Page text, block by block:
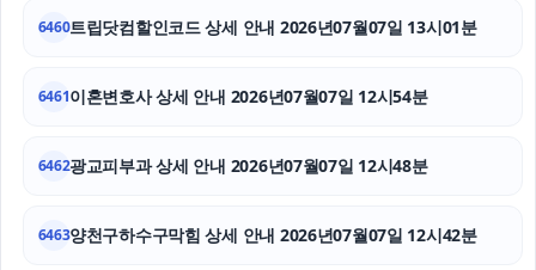
6460트립닷컴할인코드 상세 안내 2026년07월07일 13시01분
6461이혼변호사 상세 안내 2026년07월07일 12시54분
6462광교피부과 상세 안내 2026년07월07일 12시48분
6463양천구하수구막힘 상세 안내 2026년07월07일 12시42분